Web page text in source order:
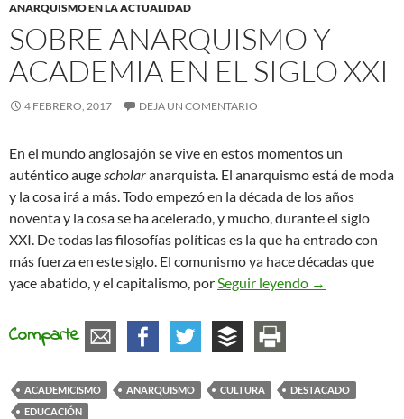
ANARQUISMO EN LA ACTUALIDAD
SOBRE ANARQUISMO Y
ACADEMIA EN EL SIGLO XXI
4 FEBRERO, 2017 DEJA UN COMENTARIO
En el mundo anglosajón se vive en estos momentos un
auténtico augescholaranarquista. El anarquismo está de moda
y la cosa irá a más. Todo empezó en la década de los años
noventa y la cosa se ha acelerado, y mucho, durante el siglo
XXI. De todas las filosofías políticas es la que ha entrado con
más fuerza en este siglo. El comunismo ya hace décadas que
yace abatido, y el capitalismo, porSeguir leyendo Sobre
→
Comparte
ACADEMICISMO ANARQUISMO CULTURA
DESTACADO
EDUCACIÓN